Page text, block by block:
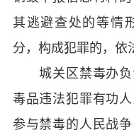
其逃避查处的等情
分，构成犯罪的，依
城关区禁毒办负
毒品违法犯罪有功
参与禁毒的人民战